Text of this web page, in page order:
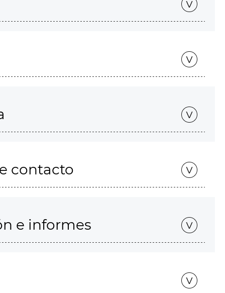
contacto
e informes